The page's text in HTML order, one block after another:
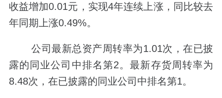
收益增加0.01元，实现4年连续上涨，同比较去
年同期上涨0.49%。
公司最新总资产周转率为1.01次，在已披
露的同业公司中排名第2。最新存货周转率为
8.48次，在已披露的同业公司中排名第1。